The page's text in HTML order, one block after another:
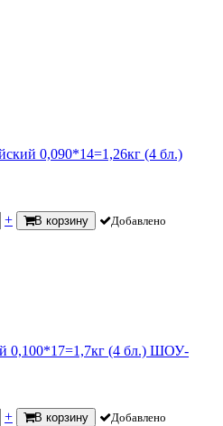
0,090*14=1,26кг (4 бл.)
+ В корзину Добавлено
0,100*17=1,7кг (4 бл.) ШОУ-
+ В корзину Добавлено